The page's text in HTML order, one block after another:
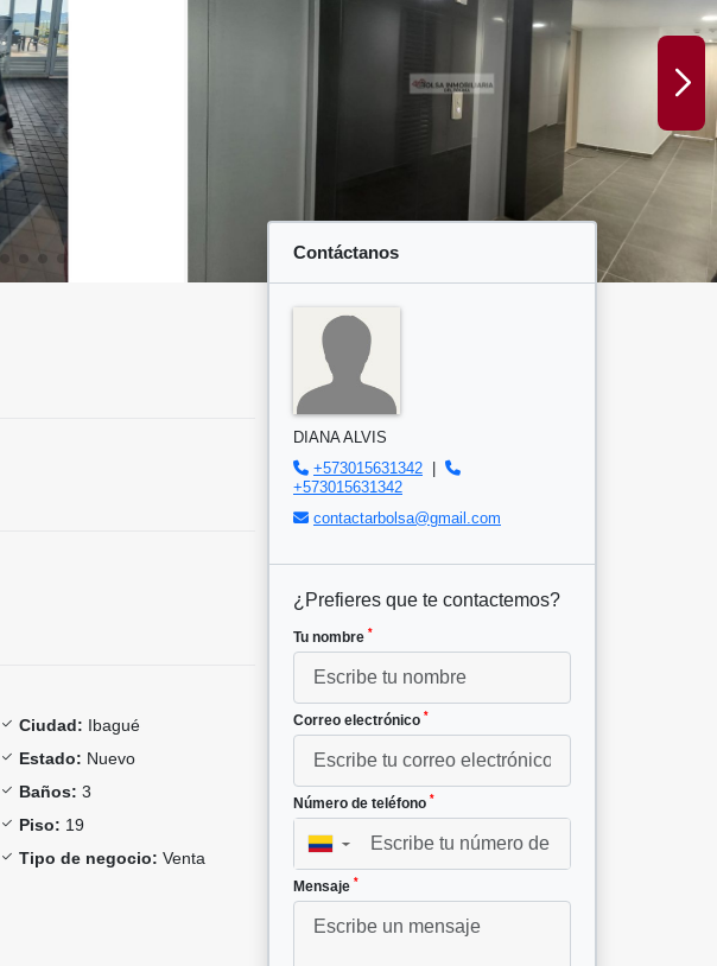
Ciudad: Ibagué
Estado: Nuevo
Baños: 3
Piso: 19
Tipo de negocio: Venta
Contáctanos
DIANA ALVIS
+573015631342 |
+573015631342
contactarbolsa@gmail.com
¿Prefieres que te contactemos?
Tu nombre *
Correo electrónico *
Número de teléfono *
▼
Mensaje *